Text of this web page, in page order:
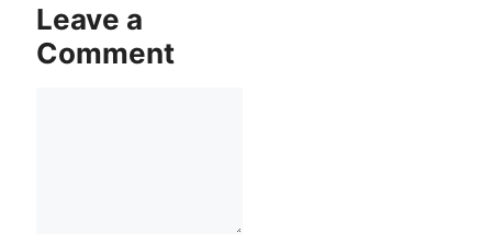
Leave a
Comment